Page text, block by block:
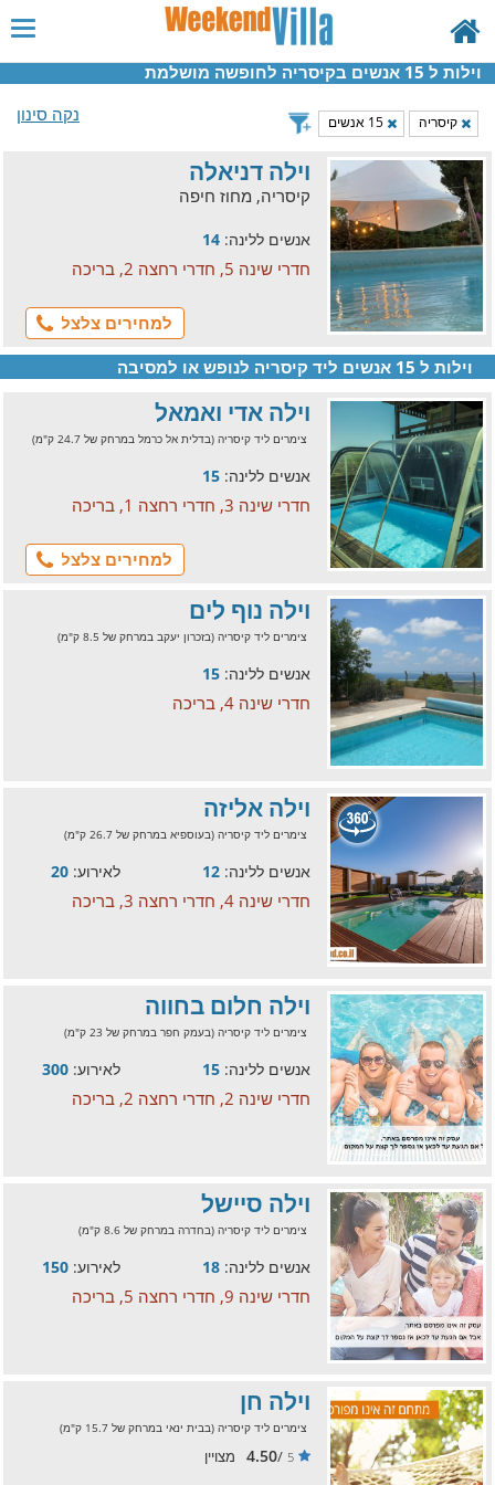
וילות ל 15 אנשים בקיסריה לחופשה מושלמת
נקה סינון
קיסריה 15 אנשים
וילה דניאלה
קיסריה, מחוז חיפה
אנשים ללינה: 14
חדרי שינה 5, חדרי רחצה 2, בריכה
למחירים צלצל
וילות ל 15 אנשים ליד קיסריה לנופש או למסיבה
וילה אדי ואמאל
צימרים ליד קיסריה (בדלית אל כרמל במרחק של 24.7 ק"מ)
אנשים ללינה: 15
חדרי שינה 3, חדרי רחצה 1, בריכה
למחירים צלצל
וילה נוף לים
צימרים ליד קיסריה (בזכרון יעקב במרחק של 8.5 ק"מ)
אנשים ללינה: 15
חדרי שינה 4, בריכה
וילה אליזה
צימרים ליד קיסריה (בעוספיא במרחק של 26.7 ק"מ)
אנשים ללינה: 12 לאירוע: 20
חדרי שינה 4, חדרי רחצה 3, בריכה
וילה חלום בחווה
צימרים ליד קיסריה (בעמק חפר במרחק של 23 ק"מ)
אנשים ללינה: 15 לאירוע: 300
חדרי שינה 2, חדרי רחצה 2, בריכה
וילה סיישל
צימרים ליד קיסריה (בחדרה במרחק של 8.6 ק"מ)
אנשים ללינה: 18 לאירוע: 150
חדרי שינה 9, חדרי רחצה 5, בריכה
וילה חן
צימרים ליד קיסריה (בבית ינאי במרחק של 15.7 ק"מ)
5
/
4.50 מצויין